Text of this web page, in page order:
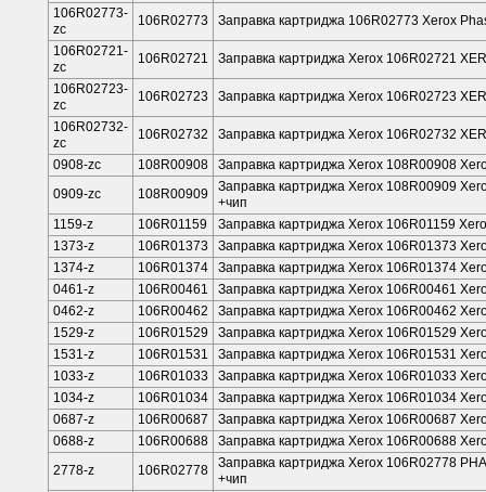
106R02773-
zc
106R02773
Заправка картриджа 106R02773 Xerox
106R02721-
zc
106R02721
Заправка картриджа Xerox 106R02721
106R02723-
zc
106R02723
Заправка картриджа Xerox 106R02723
106R02732-
zc
106R02732
Заправка картриджа Xerox 106R02732
0908-zс
108R00908
Заправка картриджа Xerox 108R00908
0909-zс
108R00909
Заправка картриджа Xerox 108R00909
+чип
1159-z
106R01159
Заправка картриджа Xerox 106R01159
1373-z
106R01373
Заправка картриджа Xerox 106R01373
1374-z
106R01374
Заправка картриджа Xerox 106R01374
0461-z
106R00461
Заправка картриджа Xerox 106R00461
0462-z
106R00462
Заправка картриджа Xerox 106R00462
1529-z
106R01529
Заправка картриджа Xerox 106R01529
1531-z
106R01531
Заправка картриджа Xerox 106R01531
1033-z
106R01033
Заправка картриджа Xerox 106R01033
1034-z
106R01034
Заправка картриджа Xerox 106R01034
0687-z
106R00687
Заправка картриджа Xerox 106R00687
0688-z
106R00688
Заправка картриджа Xerox 106R00688
2778-z
106R02778
Заправка картриджа Xerox 106R02778
+чип